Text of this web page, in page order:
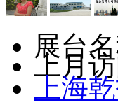
展台
上月
上海